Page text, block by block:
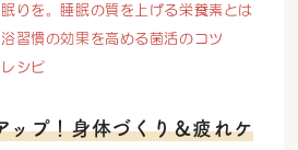
りを。睡眠の質を上げる栄養素とは
習慣の効果を高める菌活のコツ
シピ
ップ！身体づくり＆疲れケ